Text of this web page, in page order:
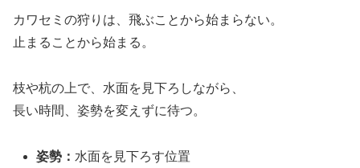
カワセミの狩りは、飛ぶことから始まらない。
止まることから始まる。
枝や杭の上で、水面を見下ろしながら、
長い時間、姿勢を変えずに待つ。
姿勢： 水面を見下ろす位置